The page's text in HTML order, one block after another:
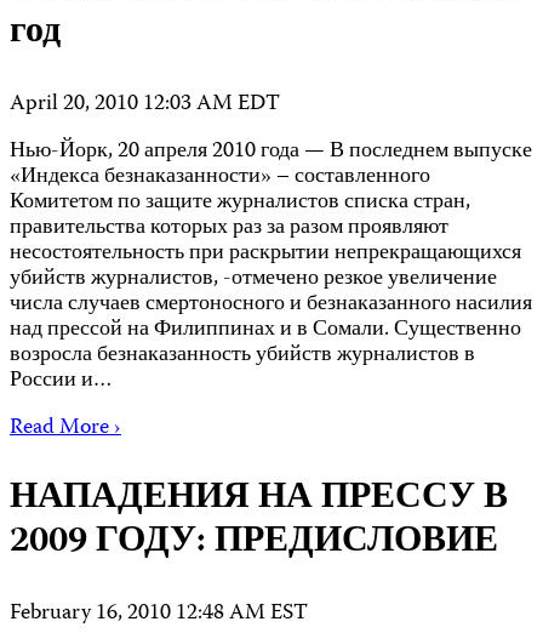
год
April 20, 2010 12:03 AM EDT
Нью-Йорк, 20 апреля 2010 года — В последнем выпуске
«Индекса безнаказанности» – составленного
Комитетом по защите журналистов списка стран,
правительства которых раз за разом проявляют
несостоятельность при раскрытии непрекращающихся
убийств журналистов, -отмечено резкое увеличение
числа случаев смертоносного и безнаказанного насилия
над прессой на Филиппинах и в Сомали. Существенно
возросла безнаказанность убийств журналистов в
России и…
Read More ›
НАПАДЕНИЯ НА ПРЕССУ В
2009 ГОДУ: ПРЕДИСЛОВИЕ
February 16, 2010 12:48 AM EST